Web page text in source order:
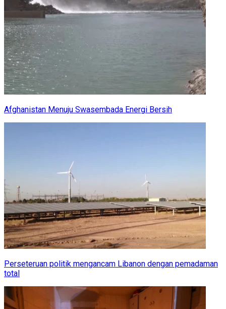
Afghanistan Menuju Swasembada Energi Bersih
Perseteruan politik mengancam Libanon dengan pemadaman
total